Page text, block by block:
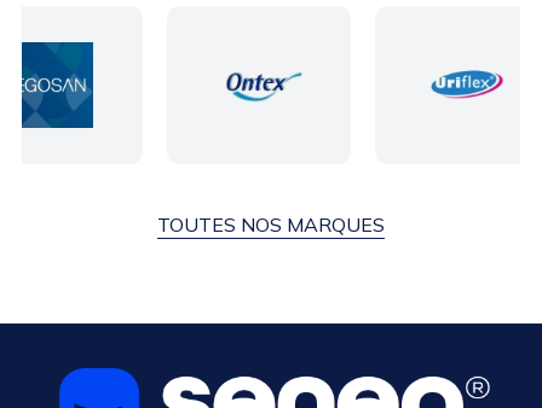
TOUTES NOS MARQUES